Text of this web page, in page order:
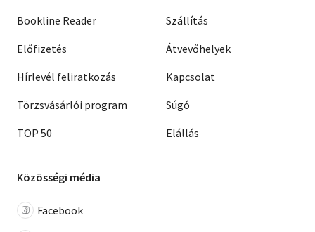
Bookline Reader
Előfizetés
Hírlevél feliratkozás
Törzsvásárlói program
TOP 50
Szállítás
Átvevőhelyek
Kapcsolat
Súgó
Elállás
Közösségi média
Facebook